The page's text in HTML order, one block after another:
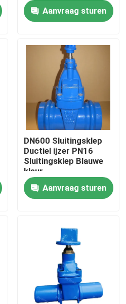
Aanvraag sturen
DN600 Sluitingsklep
Ductiel ijzer PN16
Sluitingsklep Blauwe
kleur
Aanvraag sturen